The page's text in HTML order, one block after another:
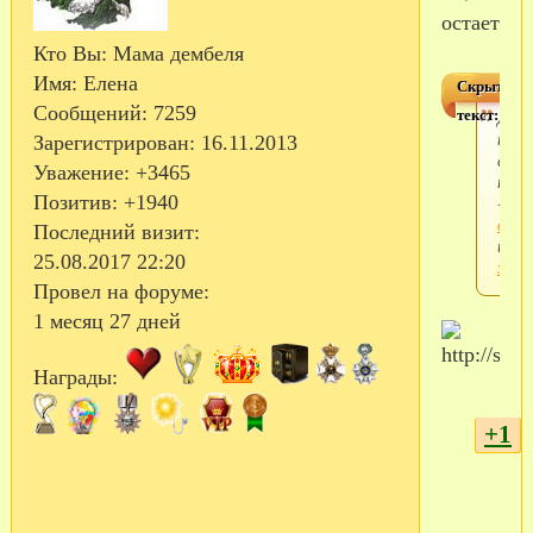
Кто Вы: Мама дембеля
Имя: Елена
Сообщений: 7259
Зарегистрирован: 16.11.2013
Уважение: +3465
Позитив: +1940
Последний визит:
25.08.2017 22:20
Провел на форуме:
1 месяц 27 дней
Награды:
остается?
Скрытый
текст:Для
-
или
+1